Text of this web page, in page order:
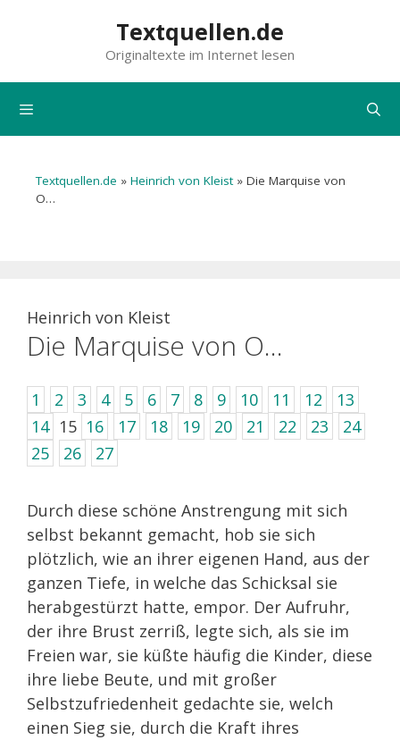
Textquellen.de
Originaltexte im Internet lesen
Textquellen.de » Heinrich von Kleist» Die Marquise von
O…
Heinrich von Kleist
Die Marquise von O…
1 2 3 4 5 6 7 8 9 10 11 12
13
14 15 16 17 18 19 20 21 22 23
24
25
26 27
Durch diese schöne Anstrengung mit sich
selbst bekannt gemacht, hob sie sich
plötzlich, wie an ihrer eigenen Hand, aus der
ganzen Tiefe, in welche das Schicksal sie
herabgestürzt hatte, empor. Der Aufruhr,
der ihre Brust zerriß, legte sich, als sie im
Freien war, sie küßte häufig die Kinder, diese
ihre liebe Beute, und mit großer
Selbstzufriedenheit gedachte sie, welch
einen Sieg sie, durch die Kraft ihres